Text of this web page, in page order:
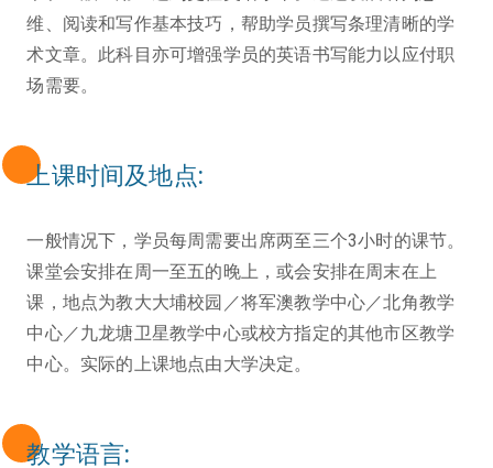
维、阅读和写作基本技巧，帮助学员撰写条理清晰的学
术文章。此科目亦可增强学员的英语书写能力以应付职
场需要。
上课时间及地点:
一般情况下，学员每周需要出席两至三个3小时的课节。
课堂会安排在周一至五的晚上，或会安排在周末在上
课，地点为教大大埔校园／将军澳教学中心／北角教学
中心／九龙塘卫星教学中心或校方指定的其他市区教学
中心。实际的上课地点由大学决定。
教学语言: